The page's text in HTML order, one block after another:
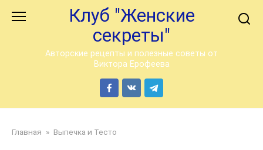
Клуб "Женские
секреты"
Авторские рецепты и полезные советы от
Виктора Ерофеева
Главная » Выпечка и Тесто